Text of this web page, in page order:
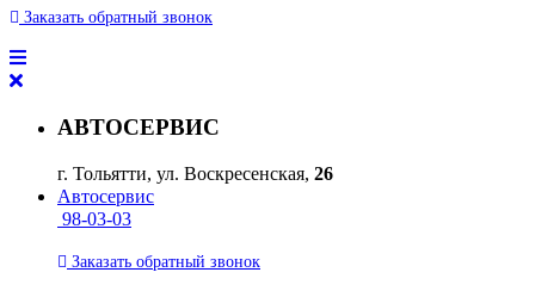
Заказать обратный звонок
АВТОСЕРВИС
г. Тольятти, ул. Воскресенская, 26
Автосервис
98-03-03
Заказать обратный звонок